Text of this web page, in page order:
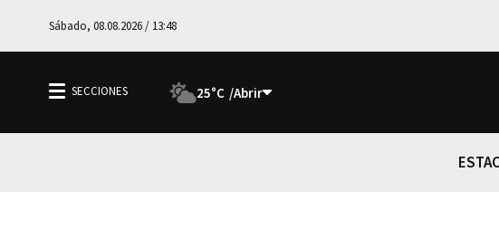
Sábado, 08.08.2026 / 13:48
25°C